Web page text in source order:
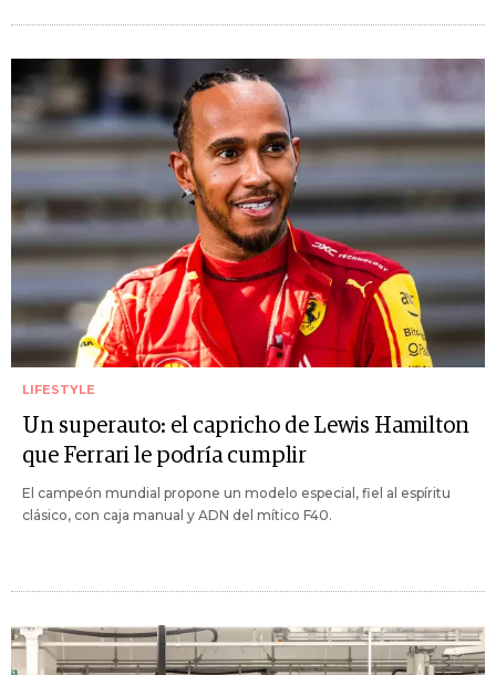
LIFESTYLE
Un superauto: el capricho de Lewis Hamilton
que Ferrari le podría cumplir
El campeón mundial propone un modelo especial, fiel al espíritu
clásico, con caja manual y ADN del mítico F40.